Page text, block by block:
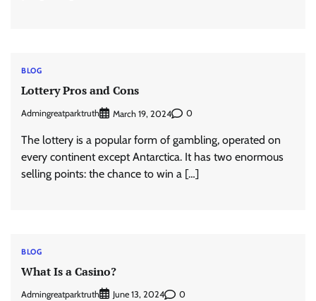
BLOG
Lottery Pros and Cons
Admingreatparktruth March 19, 2024 0
The lottery is a popular form of gambling, operated on
every continent except Antarctica. It has two enormous
selling points: the chance to win a […]
BLOG
What Is a Casino?
Admingreatparktruth June 13, 2024 0